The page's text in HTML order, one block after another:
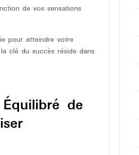
de vos sensations
pour atteindre votre
clé du succès réside dans
de